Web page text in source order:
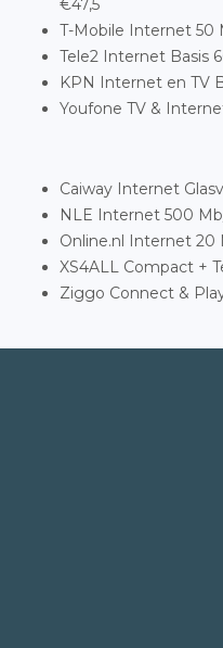
€47,5
T-Mobile Internet 50
Tele2 Internet Basis
KPN Internet en TV
Youfone TV &
Caiway Internet
NLE Internet 500
Online.nl Internet 20
XS4ALL Compact +
Ziggo Connect &